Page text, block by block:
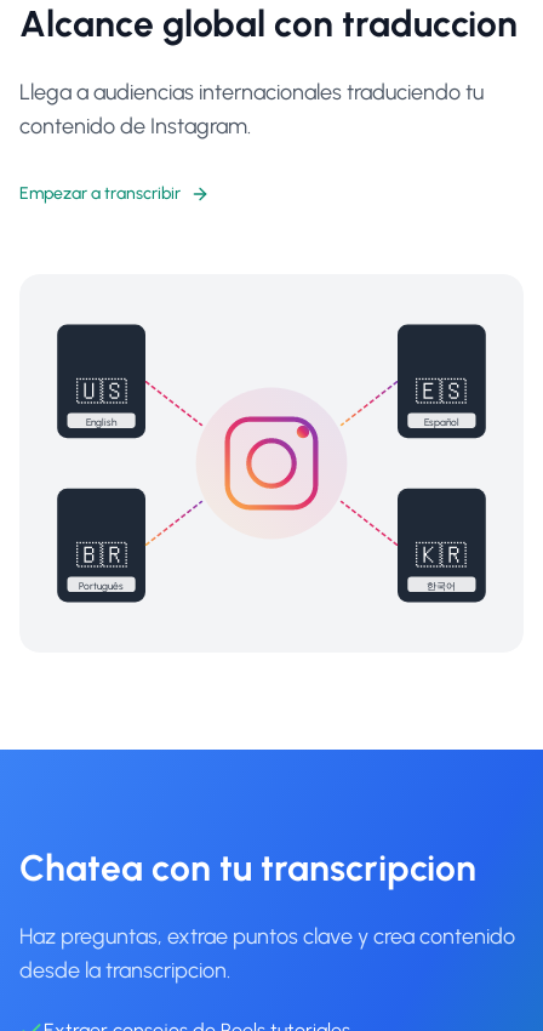
Alcance global con traduccion
Llega a audiencias internacionales traduciendo tu
contenido de Instagram.
Empezar a transcribir
🇺🇸
English
🇪🇸
Español
🇧🇷
Português
🇰🇷
한국어
Chatea con tu transcripcion
Haz preguntas, extrae puntos clave y crea contenido
desde la transcripcion.